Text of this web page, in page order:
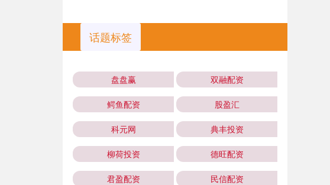
话题标签
盘盘赢 双融配资
鳄鱼配资 股盈汇
科元网 典丰投资
柳荷投资 德旺配资
君盈配资 民信配资